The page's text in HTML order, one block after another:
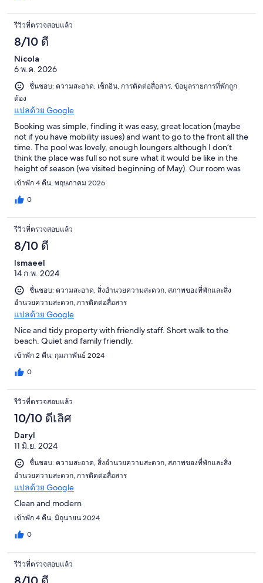
รีวิวที่ตรวจสอบแล้ว
8/10 ดี
Nicola
6 พ.ค. 2026
ชื่นชอบ: ความสะอาด, เช็กอิน, การติดต่อสื่อสาร, ข้อมูลรายการที่พักถูก
ต้อง
แปลด้วย Google
Booking was simple, finding it was easy, great location (maybe
not if you have mobility issues) and want to go to the front all the
time. The pool was lovely, enough loungers although I don’t
think the place was full so not sure what it would be like in the
height of season (we visited beginning of May). Our room was
very clean. Towels changed and bed made most days. The fan
in the room was useless it was very hot at the time we visited but
otherwise I suppose we can’t complain as it wasn’t sold as an air
is a room that you can book to shower in on the day of departure
if you have a late flight which was ideal. Finally the breakfast was
the only “disappointing” thing. It was ok to say the best. Not
much on offer. The fruit selection was terrible, not sure if it’s
because it wasn’t busy or not but it was so bad. The fry up bit
was okay, a few meats and cheeses. The yoghurt was runny and
to be honest it wasn’t great. I wouldn’t take the breakfast option
if staying again but haven said that I would stay in the
apartments again.
เข้าพัก 4 คืน, พฤษภาคม 2026
0
รีวิวที่ตรวจสอบแล้ว
8/10 ดี
Ismaeel
14 ก.พ. 2024
ชื่นชอบ: ความสะอาด, สิ่งอำนวยความสะดวก, สภาพของที่พักและสิ่ง
อำนวยความสะดวก, การติดต่อสื่อสาร
แปลด้วย Google
Nice and tidy property with friendly staff. Short walk to the
beach. Quiet and family friendly.
เข้าพัก 2 คืน, กุมภาพันธ์ 2024
0
รีวิวที่ตรวจสอบแล้ว
10/10 ดีเลิศ
Daryl
11 มิ.ย. 2024
ชื่นชอบ: ความสะอาด, สิ่งอำนวยความสะดวก, สภาพของที่พักและสิ่ง
อำนวยความสะดวก, การติดต่อสื่อสาร
แปลด้วย Google
Clean and modern
เข้าพัก 4 คืน, มิถุนายน 2024
0
รีวิวที่ตรวจสอบแล้ว